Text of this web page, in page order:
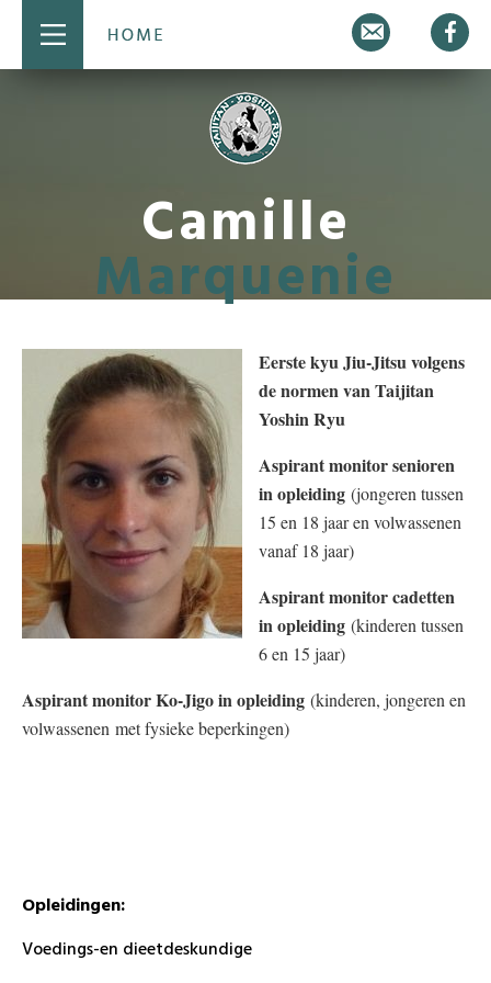
E-
mail
Camille
Marquenie
Eerste kyu Jiu-Jitsu volgens
de normen van Taijitan
Yoshin Ryu
Aspirant monitor senioren
in opleiding (jongeren tussen
15 en 18 jaar en volwassenen
vanaf 18 jaar)
Aspirant monitor cadetten
in opleiding (kinderen tussen
6 en 15 jaar)
Aspirant monitor Ko-Jigo in opleiding (kinderen, jongeren en
volwassenen met fysieke beperkingen)
Opleidingen:
Voedings-en dieetdeskundige